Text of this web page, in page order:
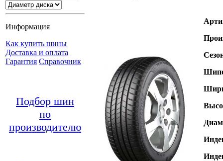
Информация
Как купить шины
Доставка и оплата
Гарантия Справочник
Подбор шин
по
производителю